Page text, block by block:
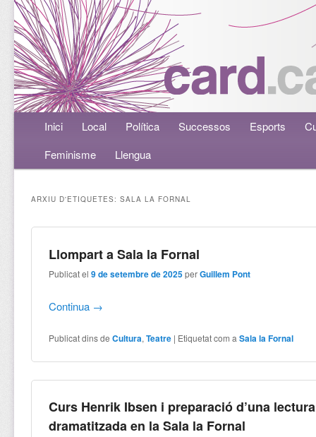
Menú principalAneu al contingut principal
Aneu al contingut secundari
Inici Local Política Successos Esports
Feminisme
Llengua
ARXIU D'ETIQUETES:SALA LA FORNAL
Llompart a Sala la Fornal
Publicat el9 de setembre de 2025 perGuillem Pont
Continua →
Publicat dins de Cultura,Teatre | Etiquetat com a Sala la Fornal
Curs Henrik Ibsen i preparació d’una lectura
dramatitzada en la Sala la Fornal